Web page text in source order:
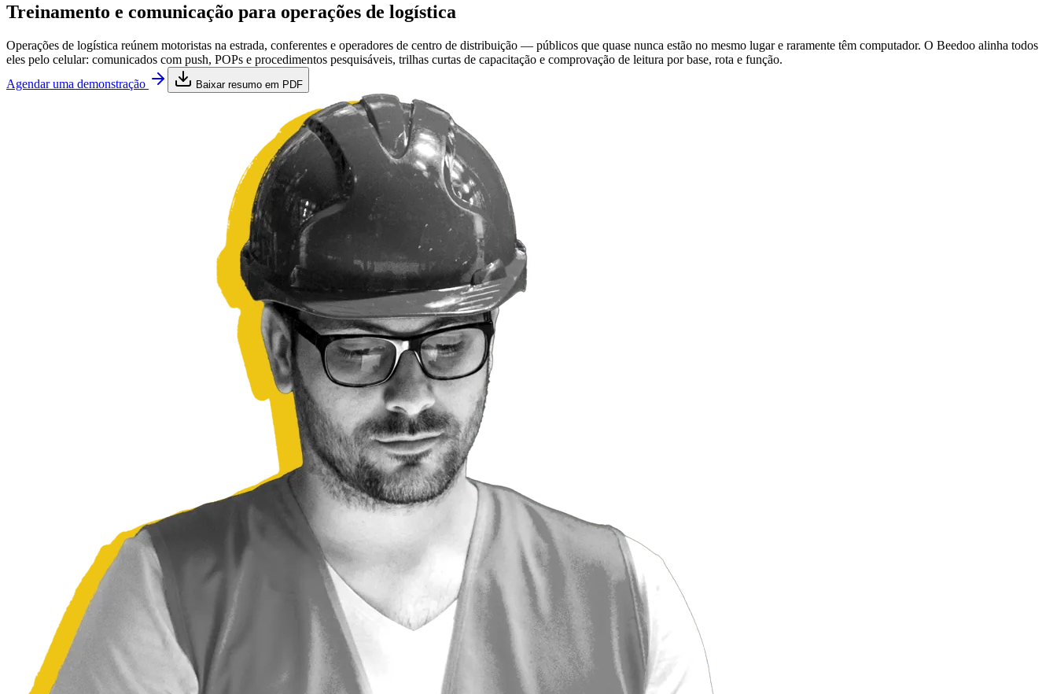
Treinamento e comunicação para operações de logística
Operações de logística reúnem motoristas na estrada, conferentes e operadores de centro de distribuição — públicos que quase nunca estão no mesmo lugar e raramente têm computador. O Beedoo alinha todos
eles pelo celular: comunicados com push, POPs e procedimentos pesquisáveis, trilhas curtas de capacitação e comprovação de leitura por base, rota e função.
Agendar uma demonstração
Baixar resumo em PDF